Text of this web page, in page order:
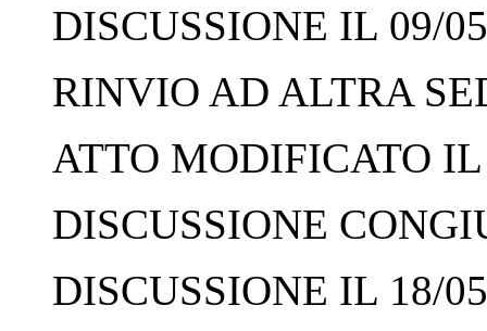
DISCUSSIONE IL 09/
RINVIO AD ALTRA
ATTO MODIFICATO
DISCUSSIONE
DISCUSSIONE IL 18/